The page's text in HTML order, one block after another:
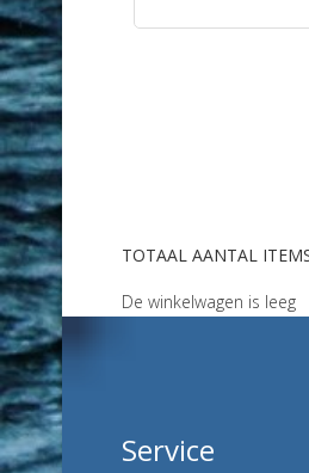
TOTAAL AANTAL
De winkelwagen is leeg
Service